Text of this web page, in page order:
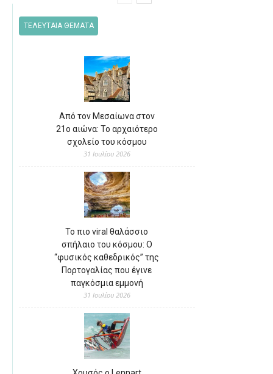
ΤΕΛΕΥΤΑΙΑ ΘΕΜΑΤΑ
Από τον Μεσαίωνα στον
21ο αιώνα: Το αρχαιότερο
σχολείο του κόσμου
31 Ιουλίου 2026
Το πιο viral θαλάσσιο
σπήλαιο του κόσμου: Ο
“φυσικός καθεδρικός” της
Πορτογαλίας που έγινε
παγκόσμια εμμονή
31 Ιουλίου 2026